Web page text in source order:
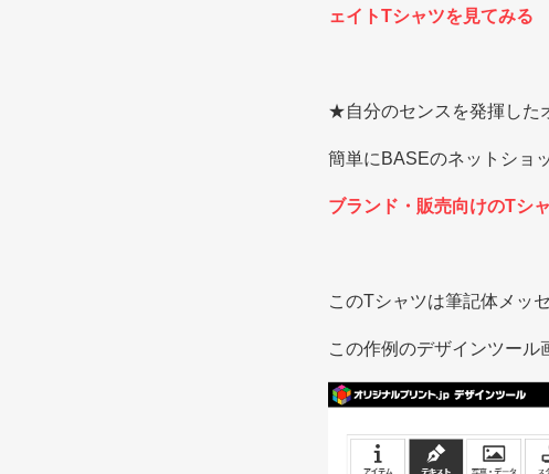
ェイトTシャツを見てみる
★自分のセンスを発揮した
簡単にBASEのネットショ
ブランド・販売向けのTシ
このTシャツは筆記体メッ
この作例のデザインツール